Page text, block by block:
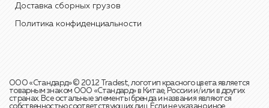
Доставка сборных грузов
Политика конфиденциальности
ООО «Стандард» © 2012 Tradest, логотип красного цвета является
товарным знаком ООО «Стандард» в Китае, России и/или в других
странах. Все остальные элементы бренда и названия являются